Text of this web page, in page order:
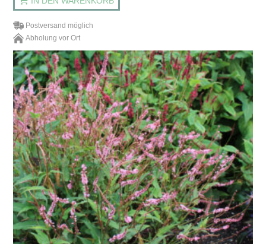
Postversand möglich
Abholung vor Ort